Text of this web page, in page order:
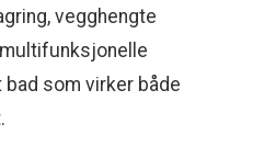
vegghengte
bad som virker både